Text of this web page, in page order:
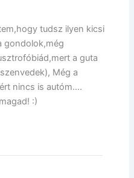
tudsz ilyen kicsi
gondolok,még
a guta
Még a
nincs is autóm….
:)